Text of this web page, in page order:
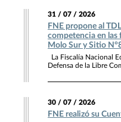
31 / 07 / 2026
FNE propone al
competencia en las
Molo Sur y Sitio
La Fiscalía Nacional
Defensa de la Libre
30 / 07 / 2026
FNE realizó su